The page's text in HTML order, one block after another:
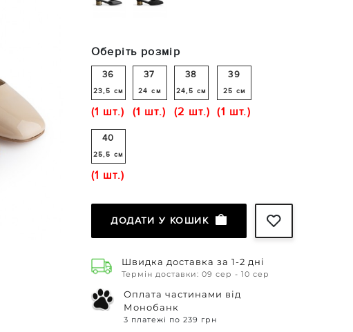
Оберіть розмір
36
23,5 см
(1 шт.)
37
24 см
(1 шт.)
38
24,5 см
(2 шт.)
39
25 см
(1 шт.)
40
25,5 см
(1 шт.)
ДОДАТИ У КОШИК
Швидка доставка за 1-2 дні
Термін доставки: 09 сер - 10 сер
Оплата частинами від
Монобанк
3 платежі по 239 грн